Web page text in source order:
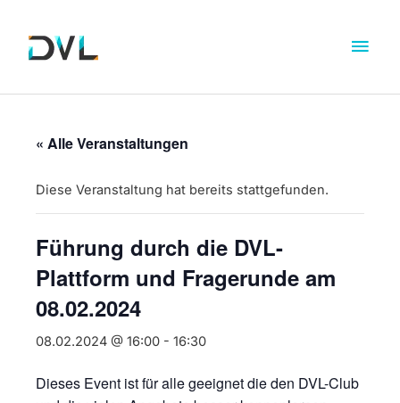
« Alle Veranstaltungen
Diese Veranstaltung hat bereits stattgefunden.
Führung durch die DVL-
Plattform und Fragerunde am
08.02.2024
08.02.2024 @ 16:00 - 16:30
Dieses Event ist für alle geeignet die den DVL-Club